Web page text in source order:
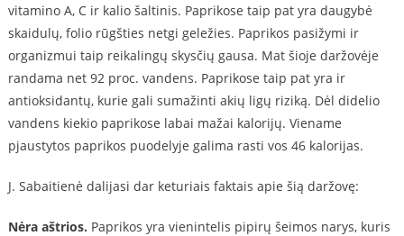
vitamino A, C ir kalio šaltinis. Paprikose taip pat yra daugybė
skaidulų, folio rūgšties netgi geležies. Paprikos pasižymi ir
organizmui taip reikalingų skysčių gausa. Mat šioje daržovėje
randama net 92 proc. vandens. Paprikose taip pat yra ir
antioksidantų, kurie gali sumažinti akių ligų riziką. Dėl didelio
vandens kiekio paprikose labai mažai kalorijų. Viename
pjaustytos paprikos puodelyje galima rasti vos 46 kalorijas.
J. Sabaitienė dalijasi dar keturiais faktais apie šią daržovę:
Nėra aštrios. Paprikos yra vienintelis pipirų šeimos narys, kuris